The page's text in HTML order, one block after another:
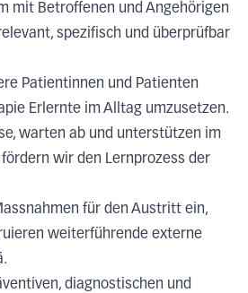
mit Betroffenen und Angehörigen
spezifisch und überprüfbar
Patientinnen und Patienten
Erlernte im Alltag umzusetzen.
warten ab und unterstützen im
wir den Lernprozess der
für den Austritt ein,
weiterführende externe
diagnostischen und